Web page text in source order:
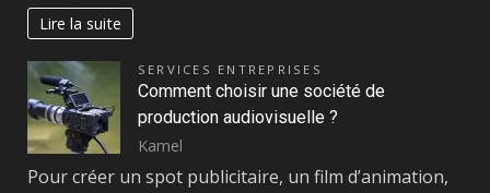
Lire la suite
SERVICES ENTREPRISES
Comment choisir une société de
production audiovisuelle ?
Kamel
Pour créer un spot publicitaire, un film d’animation,